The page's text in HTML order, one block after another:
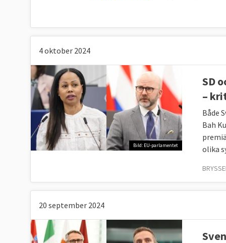
4 oktober 2024
Bild: EU-parlamentet
SD
–
Både
Bah
olika
20 september 2024